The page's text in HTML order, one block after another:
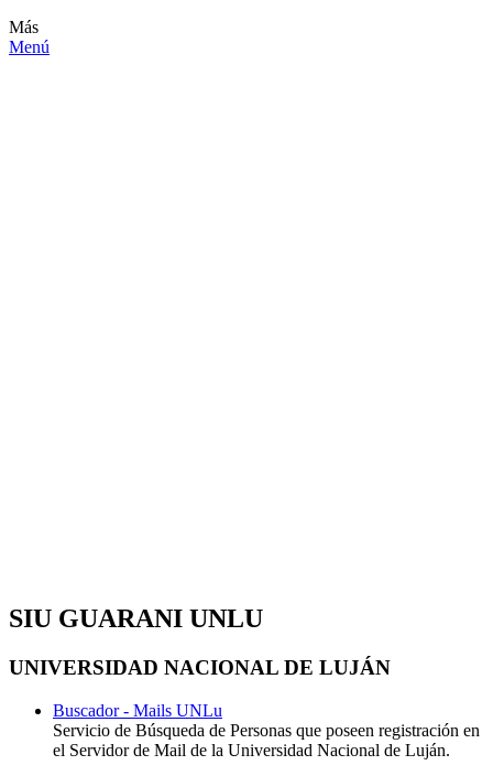
Más
Menú
SIU GUARANI UNLU
UNIVERSIDAD NACIONAL DE LUJÁN
Buscador - Mails UNLu
Servicio de Búsqueda de Personas que poseen registración en
el Servidor de Mail de la Universidad Nacional de Luján.